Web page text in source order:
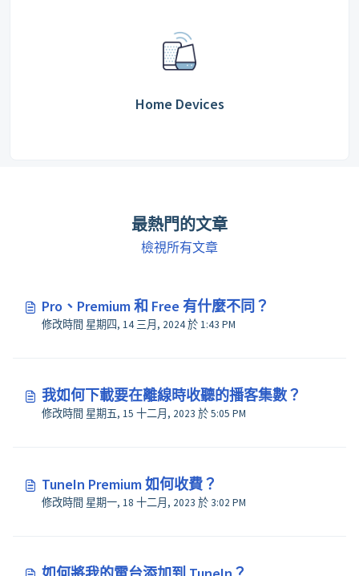
Home Devices
最熱門的文章
檢視所有文章
Pro、Premium 和 Free 有什麼不同？
修改時間 星期四, 14 三月, 2024 於 1:43 PM
我如何下載要在離線時收聽的播客集數？
修改時間 星期五, 15 十二月, 2023 於 5:05 PM
TuneIn Premium 如何收費？
修改時間 星期一, 18 十二月, 2023 於 3:02 PM